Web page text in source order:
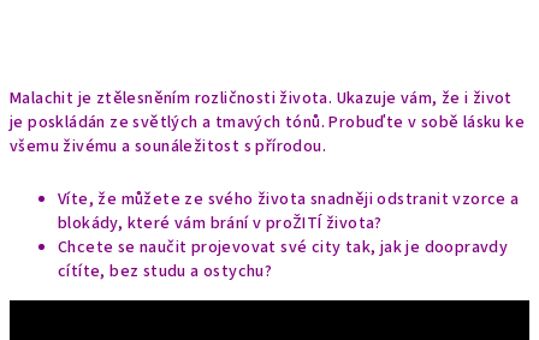
Malachit je ztělesněním rozličnosti života. Ukazuje vám, že i život
je poskládán ze světlých a tmavých tónů. Probuďte v sobě lásku ke
všemu živému a sounáležitost s přírodou.
Víte, že můžete ze svého života snadněji odstranit vzorce a
blokády, které vám brání v proŽITÍ života?
Chcete se naučit projevovat své city tak, jak je doopravdy
cítíte, bez studu a ostychu?